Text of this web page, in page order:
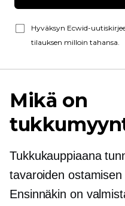
Hyväksyn Ecwid-
tilauksen milloin tahansa.
Mikä on
Tukkukauppiaana
tavaroiden
Ensinnäkin on